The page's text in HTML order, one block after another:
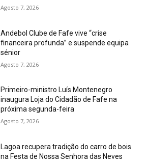
Agosto 7, 2026
Andebol Clube de Fafe vive “crise
financeira profunda” e suspende equipa
sénior
Agosto 7, 2026
Primeiro-ministro Luís Montenegro
inaugura Loja do Cidadão de Fafe na
próxima segunda-feira
Agosto 7, 2026
Lagoa recupera tradição do carro de bois
na Festa de Nossa Senhora das Neves